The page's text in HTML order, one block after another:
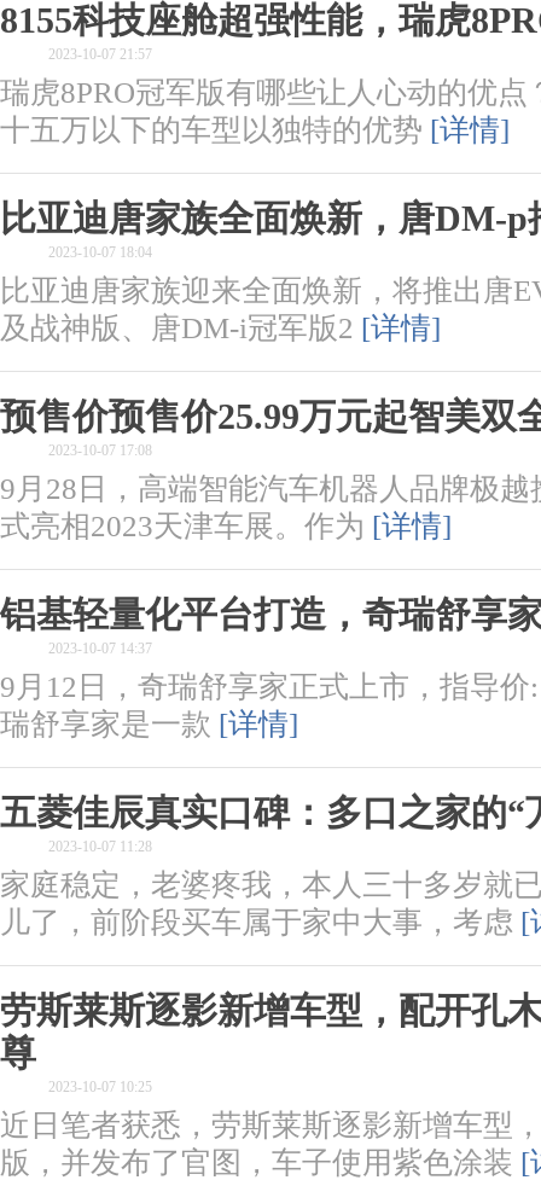
8155科技座舱超强性能，瑞虎
2023-10-07 21:57
瑞虎8PRO冠军版有哪些让人心动的优
十五万以下的车型以独特的优势 [详情]
比亚迪唐家族全面焕新，唐DM-p
2023-10-07 18:04
比亚迪唐家族迎来全面焕新，将推出唐
及战神版、唐DM-i冠军版2 [详情]
预售价预售价25.99万元起智美双
2023-10-07 17:08
9月28日，高端智能汽车机器人品牌极
式亮相2023天津车展。作为 [详情]
铝基轻量化平台打造，奇瑞舒享
2023-10-07 14:37
9月12日，奇瑞舒享家正式上市，指导价
瑞舒享家是一款 [详情]
五菱佳辰真实口碑：多口之家的“
2023-10-07 11:28
家庭稳定，老婆疼我，本人三十多岁就
儿了，前阶段买车属于家中大事，考虑 [
劳斯莱斯逐影新增车型，配开孔
尊
2023-10-07 10:25
近日笔者获悉，劳斯莱斯逐影新增车型
版，并发布了官图，车子使用紫色涂装 [